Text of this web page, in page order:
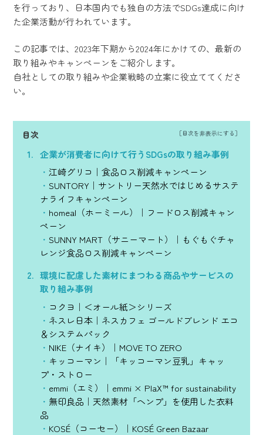
を行っており、日本国内でも独自の方法でSDGs達成に向け
た企業活動が行われています。
この記事では、2023年下期から2024年にかけての、最新の
取り組みやキャンペーンをご紹介します。
自社としての取り組みや企業戦略の立案に役立ててくださ
い。
目次
企業が消費者に向けて行うSDGsの取り組み事例
江崎グリコ｜食品ロス削減キャンペーン
SUNTORY｜サントリー天然水ではじめるサステ
ナライフキャンペーン
homeal（ホーミール）｜フードロス削減キャン
ペーン
SUNNY MART（サニーマート）｜もぐもぐチャ
レンジ食品ロス削減キャンペーン
環境に配慮した素材にまつわる商品やサービスの
取り組み事例
コクヨ｜＜オール紙＞シリーズ
ネスレ日本｜ネスカフェ ゴールドブレンド エコ
＆システムパック
NIKE（ナイキ）｜MOVE TO ZERO
キッコーマン｜「キッコーマン豆乳」キャッ
プ・ストロー
emmi（エミ）｜emmi × PlaX™ for sustainability
無印良品｜天然素材「ヘンプ」を使用した衣料
品
KOSÉ（コーセー）｜KOSÉ Green Bazaar